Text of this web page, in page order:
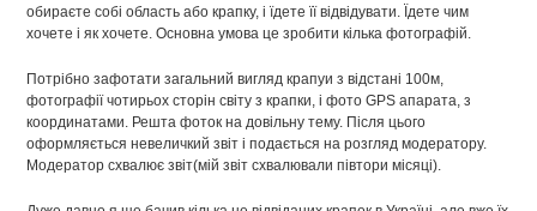
обираєте собі область або крапку, і їдете її відвідувати. Їдете чим
хочете і як хочете. Основна умова це зробити кілька фотографій.
Потрібно зафотати загальний вигляд крапуи з відстані 100м,
фотографії чотирьох сторін світу з крапки, і фото GPS апарата, з
координатами. Решта фоток на довільну тему. Після цього
оформляється невеличкий звіт і подається на розгляд модератору.
Модератор схвалює звіт(мій звіт схвалювали півтори місяці).